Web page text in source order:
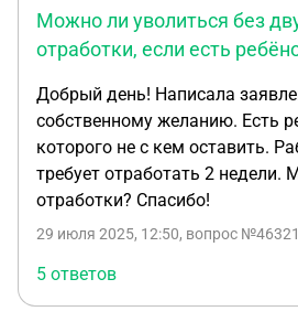
Можно ли уволиться без
отработки, если есть
Добрый день! Написала
собственному желанию. Есть
которого не с кем оставить.
требует отработать 2 недели.
отработки? Спасибо!
29 июля 2025, 12:50, вопрос
5 ответов